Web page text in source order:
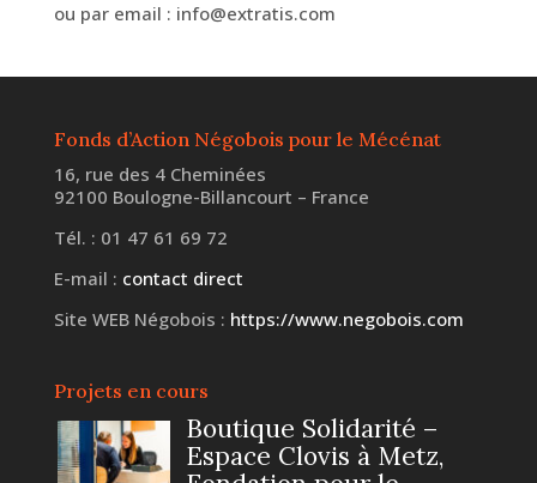
ou par email : info@extratis.com
Fonds d’Action Négobois pour le Mécénat
16, rue des 4 Cheminées
92100 Boulogne-Billancourt – France
Tél. : 01 47 61 69 72
E-mail : contact direct
Site WEB Négobois : https://www.negobois.com
Projets en cours
Boutique Solidarité –
Espace Clovis à Metz,